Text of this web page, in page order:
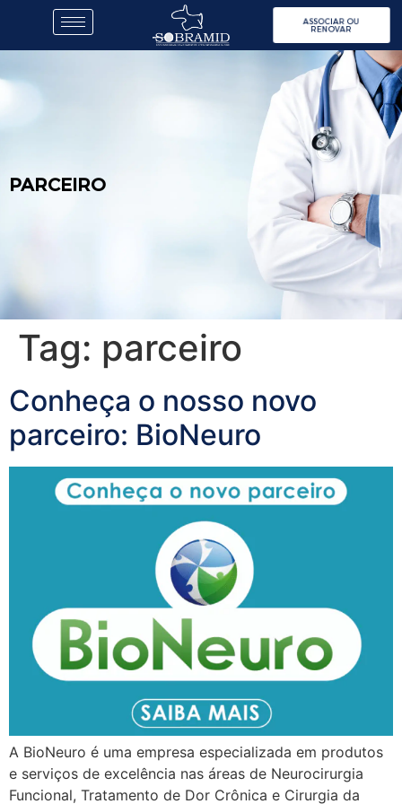
ASSOCIAR OU
RENOVAR
PARCEIRO
Tag: parceiro
Conheça o nosso novo
parceiro: BioNeuro
A BioNeuro é uma empresa especializada em produtos
e serviços de excelência nas áreas de Neurocirurgia
Funcional, Tratamento de Dor Crônica e Cirurgia da